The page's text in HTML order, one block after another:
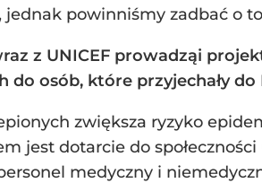
powinniśmy zadbać o
z UNICEF prowadząi
osób, które przyjechały
zwiększa ryzyko
jest dotarcie do
medyczny i